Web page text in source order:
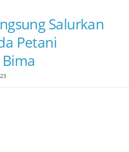
Salurkan
Petani